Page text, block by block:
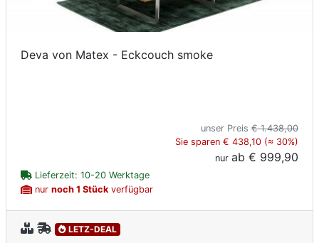
Deva von Matex - Eckcouch smoke
unser Preis € 1.438,00
Sie sparen € 438,10 (≈ 30%)
nur ab € 999,90
Lieferzeit: 10-20 Werktage
nur noch 1 Stückverfügbar
LETZ-DEAL